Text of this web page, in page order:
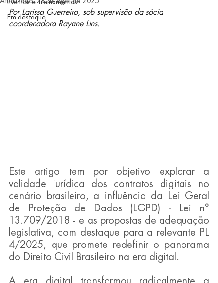
Eventos e Treinamentos
Em destaque
Por Larissa Guerreiro, sob supervisão da sócia
coordenadora Rayane Lins.
Este artigo tem por objetivo explorar a
validade jurídica dos contratos digitais no
cenário brasileiro, a influência da Lei Geral
de Proteção de Dados (LGPD) - Lei n°
13.709/2018 - e as propostas de adequação
legislativa, com destaque para a relevante PL
4/2025, que promete redefinir o panorama
do Direito Civil Brasileiro na era digital.
A era digital transformou radicalmente a